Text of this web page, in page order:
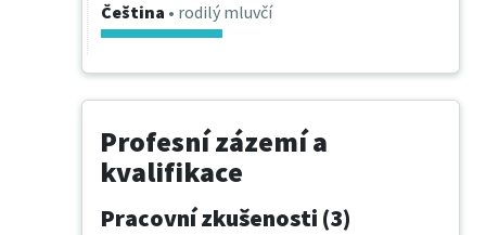
Čeština • rodilý mluvčí
Profesní zázemí a
kvalifikace
Pracovní zkušenosti (3)